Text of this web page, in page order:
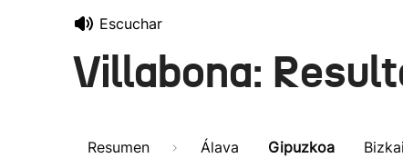
Escuchar
Villabona:
Resumen Álava Gipuzkoa